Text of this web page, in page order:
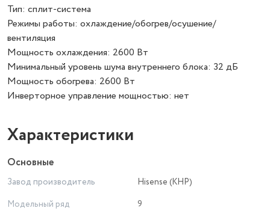
Тип: сплит-система
Режимы работы: охлаждение/обогрев/осушение/
вентиляция
Мощность охлаждения: 2600 Вт
Минимальный уровень шума внутреннего блока: 32 дБ
Мощность обогрева: 2600 Вт
Инверторное управление мощностью: нет
Характеристики
Основные
Завод производитель
Hisense (KHP)
Модельный ряд
9